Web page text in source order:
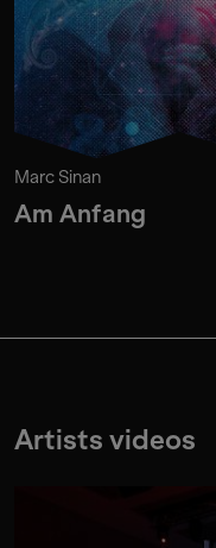
Marc Sinan
Am Anfang
Artists videos